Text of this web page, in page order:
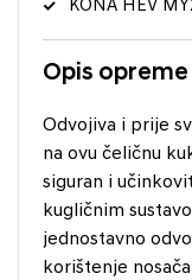
KONA HEV
Opis opreme
Odvojiva i prije
na ovu čeličnu
siguran i
kugličnim
jednostavno
korištenje